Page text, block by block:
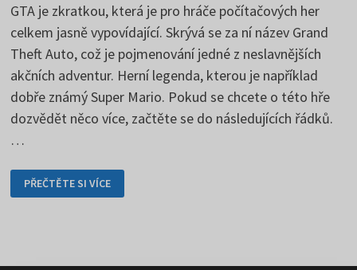
GTA je zkratkou, která je pro hráče počítačových her
celkem jasně vypovídající. Skrývá se za ní název Grand
Theft Auto, což je pojmenování jedné z neslavnějších
akčních adventur. Herní legenda, kterou je například
dobře známý Super Mario. Pokud se chcete o této hře
dozvědět něco více, začtěte se do následujících řádků.
…
GTA
–
ŽIVOT
PŘEČTĚTE SI VÍCE